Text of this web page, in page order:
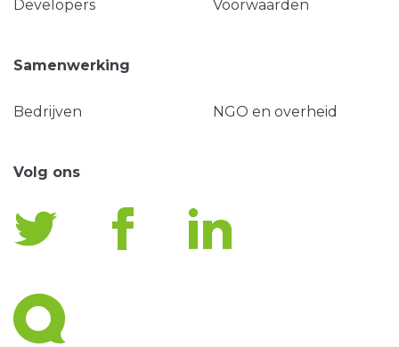
Developers Voorwaarden
Samenwerking
Bedrijven NGO en overheid
Volg ons